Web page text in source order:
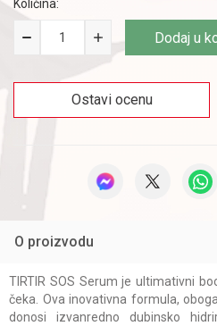
Količina:
Dodaj u
Ostavi ocenu
O proizvodu
TIRTIR SOS Serum je ultimativni
čeka. Ova inovativna formula,
donosi izvanredno dubinsko